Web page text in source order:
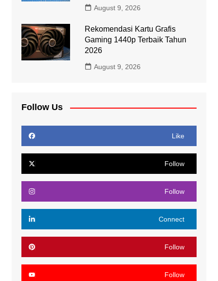
August 9, 2026
Rekomendasi Kartu Grafis
Gaming 1440p Terbaik Tahun
2026
August 9, 2026
Follow Us
Like
Follow
Follow
Connect
Follow
Follow